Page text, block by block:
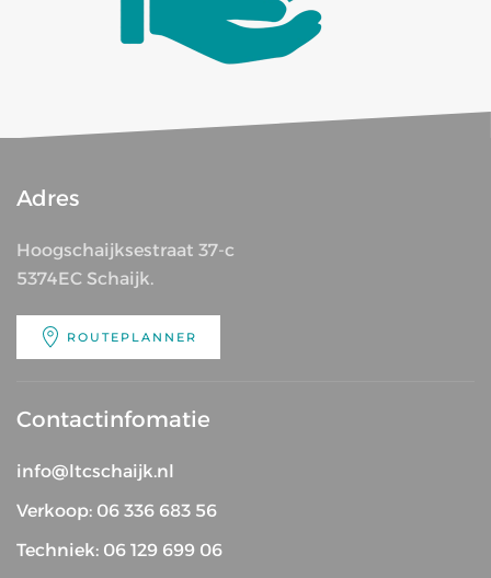
Adres
Hoogschaijksestraat 37-c
5374EC Schaijk.
ROUTEPLANNER
Contactinfomatie
info@ltcschaijk.nl
Verkoop: 06 336 683 56
Techniek: 06 129 699 06